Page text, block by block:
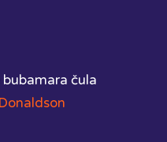
bubamara čula